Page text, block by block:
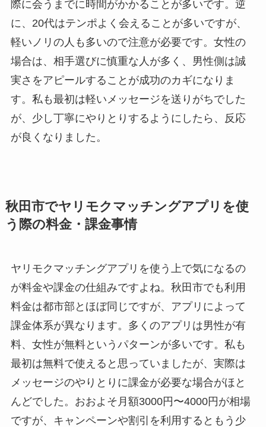
際に会うまでに時間がかかることが多いです。逆
に、20代はテンポよく会えることが多いですが、
軽いノリの人も多いので注意が必要です。女性の
場合は、相手選びに慎重な人が多く、男性側は誠
実さをアピールすることが成功のカギになりま
す。私も最初は軽いメッセージを送りがちでした
が、少し丁寧にやりとりするようにしたら、反応
が良くなりました。
秋田市でヤリモクマッチングアプリを使
う際の料金・課金事情
ヤリモクマッチングアプリを使う上で気になるの
が料金や課金の仕組みですよね。秋田市でも利用
料金は都市部とほぼ同じですが、アプリによって
課金体系が異なります。多くのアプリは男性が有
料、女性が無料というパターンが多いです。私も
最初は無料で使えると思っていましたが、実際は
メッセージのやりとりに課金が必要な場合がほと
んどでした。おおよそ月額3000円〜4000円が相場
ですが、キャンペーンや割引を利用するともう少